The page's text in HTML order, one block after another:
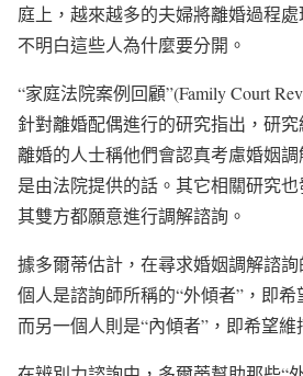
庭上，越來越多的夫婦將離婚過程
不明白這些人為什麼要分開。
“家庭法院案例回顧”(Family Court
針對離婚配偶進行的研究指出，研
離婚的人士稱他們會認真考慮婚姻
是由法院提供的話。其它相關研究也
其雙方都願意進行調解諮詢。
據多爾蒂估計，在尋求婚姻調解諮
個人是諮詢師所稱的“外傾者”，即希
而另一個人則是“內傾者”，即希望維